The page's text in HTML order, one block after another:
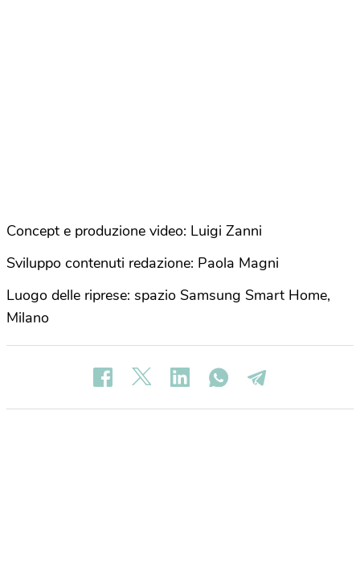
Concept e produzione video: Luigi Zanni
Sviluppo contenuti redazione: Paola Magni
Luogo delle riprese: spazio Samsung Smart Home,
Milano